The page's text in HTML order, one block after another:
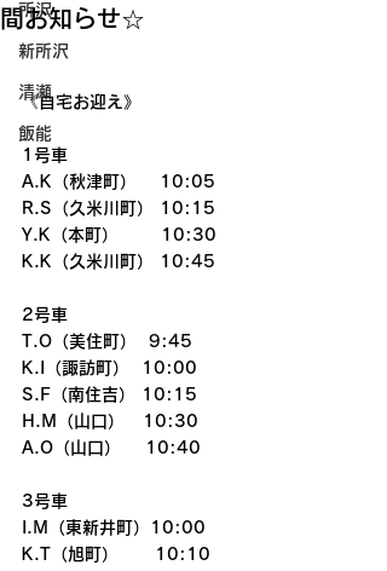
所沢
新所沢
清瀬
飯能
間お知らせ☆
《自宅お迎え》
1号車
A.K（秋津町）　 10:05
R.S（久米川町） 10:15
Y.K（本町）       10:30
K.K（久米川町） 10:45
2号車
T.O（美住町）  9:45
K.I（諏訪町）  10:00
S.F（南住吉） 10:15
H.M（山口）   10:30
A.O（山口）    10:40
3号車
I.M（東新井町）10:00
K.T（旭町）      10:10